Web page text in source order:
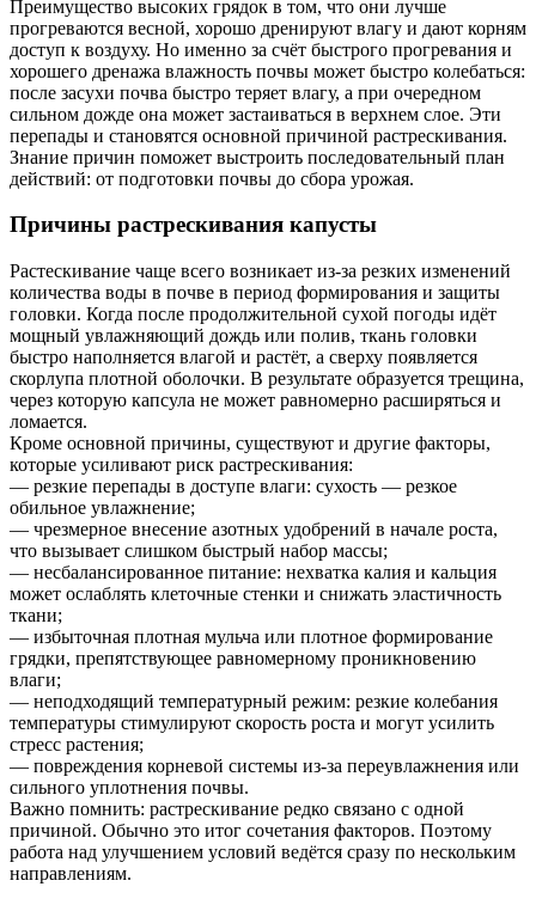
Преимущество высоких грядок в том, что они лучше
прогреваются весной, хорошо дренируют влагу и дают корням
доступ к воздуху. Но именно за счёт быстрого прогревания и
хорошего дренажа влажность почвы может быстро колебаться:
после засухи почва быстро теряет влагу, а при очередном
сильном дождe она может застаиваться в верхнем слое. Эти
перепады и становятся основной причиной растрескивания.
Знание причин поможет выстроить последовательный план
действий: от подготовки почвы до сбора урожая.
Причины растрескивания капусты
Раcтескивание чаще всего возникает из-за резких изменений
количества воды в почве в период формирования и защиты
головки. Когда после продолжительной сухой погоды идёт
мощный увлажняющий дождь или полив, ткань головки
быстро наполняется влагой и растёт, а сверху появляется
скорлупа плотной оболочки. В результате образуется трещина,
через которую капсула не может равномерно расширяться и
ломается.
Кроме основной причины, существуют и другие факторы,
которые усиливают риск растрескивания:
— резкие перепады в доступе влаги: сухость — резкое
обильное увлажнение;
— чрезмерное внесение азотных удобрений в начале роста,
что вызывает слишком быстрый набор массы;
— несбалансированное питание: нехватка калия и кальция
может ослаблять клеточные стенки и снижать эластичность
ткани;
— избыточная плотная мульча или плотное формирование
грядки, препятствующее равномерному проникновению
влаги;
— неподходящий температурный режим: резкие колебания
температуры стимулируют скорость роста и могут усилить
стресс растения;
— повреждения корневой системы из-за переувлажнения или
сильного уплотнения почвы.
Важно помнить: растрескивание редко связано с одной
причиной. Обычно это итог сочетания факторов. Поэтому
работа над улучшением условий ведётся сразу по нескольким
направлениям.